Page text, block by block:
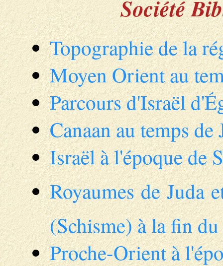
Société
Topographie de la
Moyen Orient au
Parcours d'Israël
Canaan au temps de
Israël à l'époque de
Royaumes de Juda
(Schisme) à la fin
Proche-Orient à